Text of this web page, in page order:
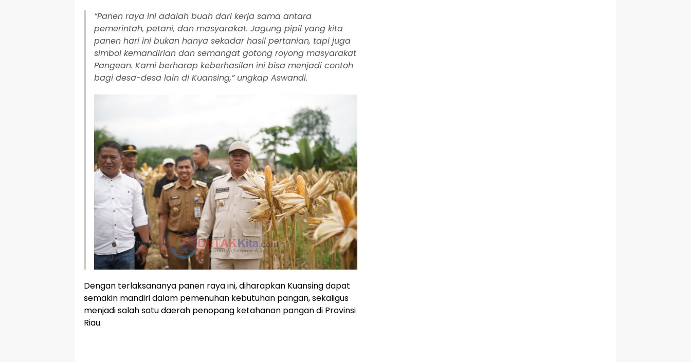
“Panen raya ini adalah buah dari kerja sama antara
pemerintah, petani, dan masyarakat. Jagung pipil yang kita
panen hari ini bukan hanya sekadar hasil pertanian, tapi juga
simbol kemandirian dan semangat gotong royong masyarakat
Pangean. Kami berharap keberhasilan ini bisa menjadi contoh
bagi desa-desa lain di Kuansing,” ungkap Aswandi.
Dengan terlaksananya panen raya ini, diharapkan Kuansing dapat
semakin mandiri dalam pemenuhan kebutuhan pangan, sekaligus
menjadi salah satu daerah penopang ketahanan pangan di Provinsi
Riau.